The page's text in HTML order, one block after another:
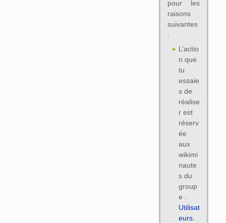
pour les
raisons
suivantes
:
L’actio
n que
tu
essaie
s de
réalise
r est
réserv
ée
aux
wikimi
naute
s du
group
e :
Utilisat
eurs.